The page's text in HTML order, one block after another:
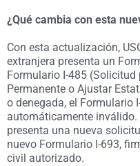
¿Qué cambia con esta
Con esta actualización,
extranjera presenta un
Formulario I-485 (Solicitud
Permanente o Ajustar
o denegada, el Formulario
automáticamente
presenta una nueva
nuevo Formulario I-693,
civil autorizado.